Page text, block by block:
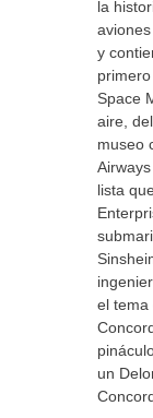
la
y
Space
aire,
museo
lista
el tema
un